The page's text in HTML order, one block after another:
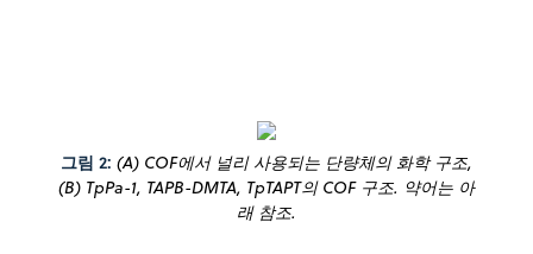
그림 2: (A) COF에서 널리 사용되는 단량체의 화학 구조,
(B) TpPa-1, TAPB-DMTA, TpTAPT의 COF 구조. 약어는 아
래 참조.